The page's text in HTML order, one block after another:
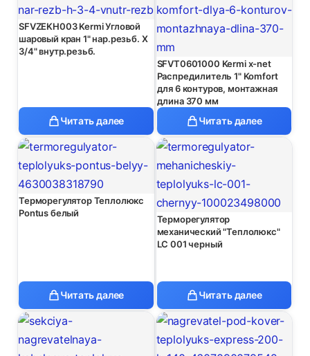
SFVZEKH003 Kermi Угловой
шаровый кран 1" нар.резьб. Х
3/4" внутр.резьб.
Читать далее
SFVT0601000 Kermi x-net
Распредилитель 1" Komfort
для 6 контуров, монтажная
длина 370 мм
Читать далее
Терморегулятор Теплолюкс
Pontus белый
Читать далее
Терморегулятор
механический "Теплолюкс"
LC 001 черный
Читать далее